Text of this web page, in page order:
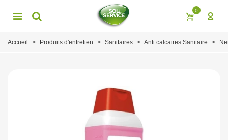
0
Accueil > Produits d'entretien > Sanitaires > Anti calcaires Sanitaire >